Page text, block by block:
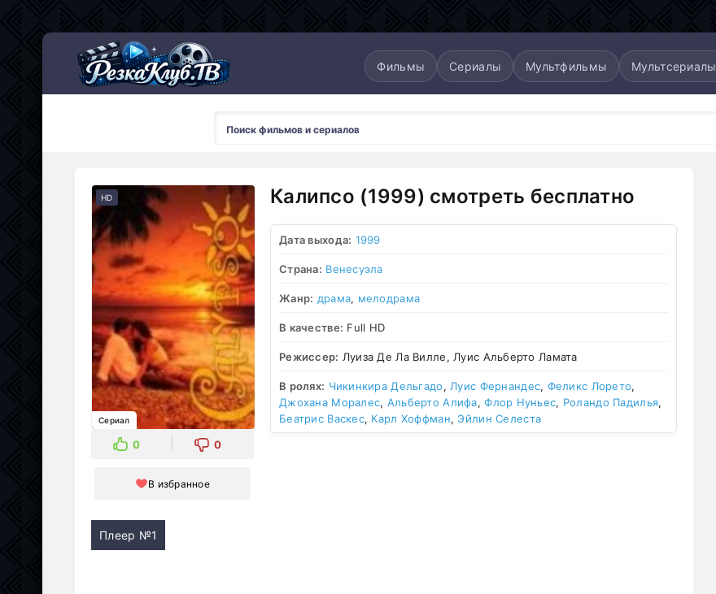
Фильмы Сериалы Мультфильмы Мультсериалы
HD
Сериал
0 0
В избранное
Калипсо (1999) смотреть бесплатно
Дата выхода: 1999
Страна: Венесуэла
Жанр: драма, мелодрама
В качестве: Full HD
Режиссер: Луиза Де Ла Вилле, Луис Альберто Ламата
В ролях: Чикинкира Дельгадо, Луис Фернандес, Феликс Лорето,
Джохана Моралес, Альберто Алифа,Флор Нуньес, Роландо Падилья,
Беатрис Васкес, Карл Хоффман, Эйлин Селеста
Плеер №1
Мультсериалы